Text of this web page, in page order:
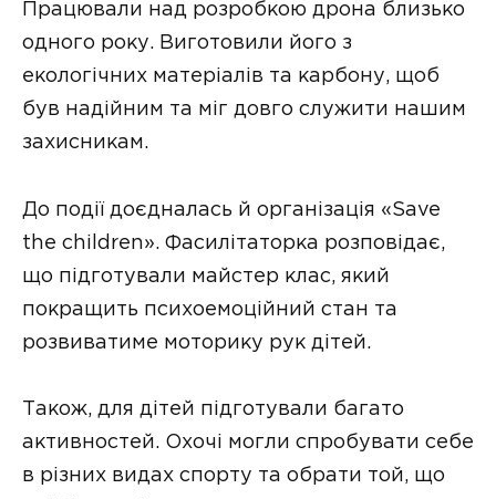
Працювали над розробкою дрона близько
одного року. Виготовили його з
екологічних матеріалів та карбону, щоб
був надійним та міг довго служити нашим
захисникам.
До події доєдналась й організація «Save
the children». Фасилітаторка розповідає,
що підготували майстер клас, який
покращить психоемоційний стан та
розвиватиме моторику рук дітей.
Також, для дітей підготували багато
активностей. Охочі могли спробувати себе
в різних видах спорту та обрати той, що